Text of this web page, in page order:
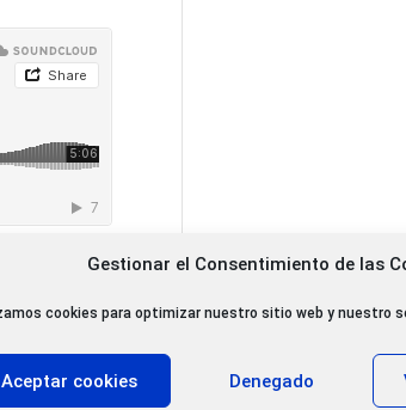
Gestionar el Consentimiento de las
cookies para optimizar nuestro sitio web y nuestro
Aceptar cookies Denegado
11.000 oyentes diarios
11.000 Gracias